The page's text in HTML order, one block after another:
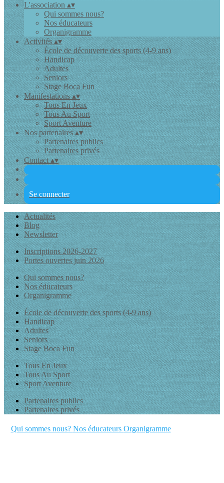
L'association ▴▾
Qui sommes nous?
Nos éducateurs
Organigramme
Activités▴▾
École de découverte des sports (4-9 ans)
Handicap
Adultes
Seniors
Stage Boca Fun
Manifestations▴▾
Tous En Jeux
Tous Au Sport
Sport Aventure
Nos partenaires▴▾
Partenaires publics
Partenaires privés
Contact▴▾
Se connecter
Actualités
Blog
Newsletter
Inscriptions 2026-2027
Portes ouvertes juin 2026
Qui sommes nous?
Nos éducateurs
Organigramme
École de découverte des sports (4-9 ans)
Handicap
Adultes
Seniors
Stage Boca Fun
Tous En Jeux
Tous Au Sport
Sport Aventure
Partenaires publics
Partenaires privés
Qui sommes nous? Nos éducateurs Organigramme